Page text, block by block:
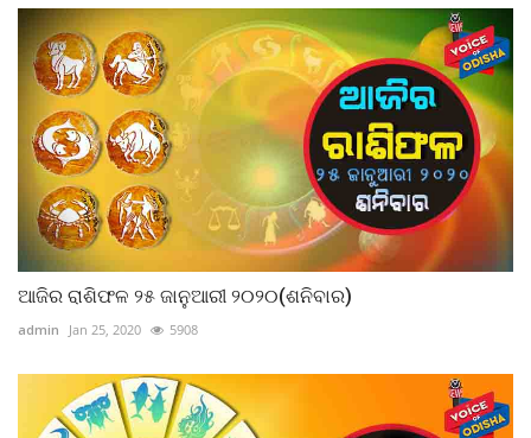
ଆଜିର ରାଶିଫଳ ୨୫ ଜାନୁଆରୀ ୨୦୨୦(ଶନିବାର)
admin Jan 25, 2020 5908